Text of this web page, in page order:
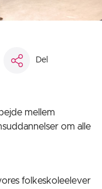
Del
mellem
om alle
folkeskoleelever